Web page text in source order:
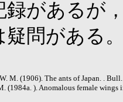
録があるが
疑問がある
M. (1906). The ants of Japan. .
(1984a. ). Anomalous female